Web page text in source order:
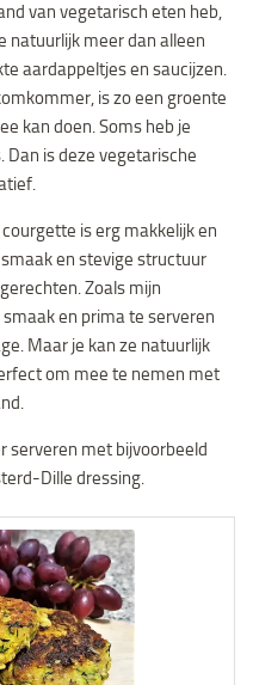
van vegetarisch eten heb,
natuurlijk meer dan alleen
aardappeltjes en saucijzen.
is zo een groente
kan doen. Soms heb je
Dan is deze vegetarische
is erg makkelijk en
en stevige structuur
Zoals mijn
en prima te serveren
Maar je kan ze natuurlijk
om mee te nemen met
serveren met bijvoorbeeld
Dille dressing.